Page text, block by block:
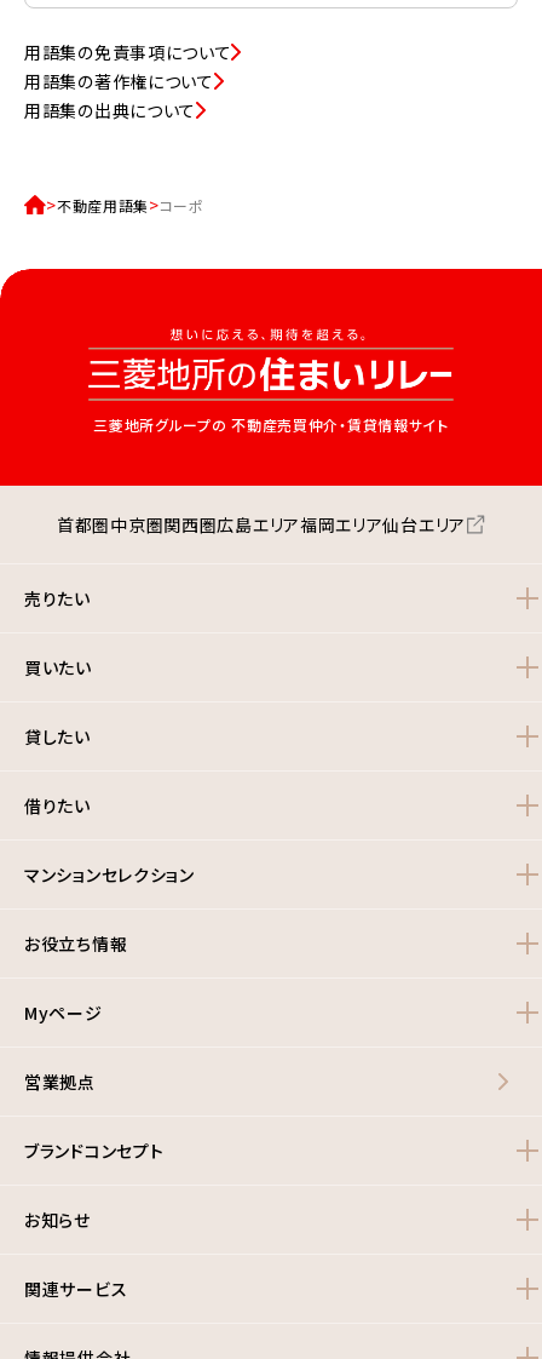
用語集の免責事項について
用語集の著作権について
用語集の出典について
不動産用語集 コーポ
三菱地所グループの 不動産売買仲介・賃貸情報サイト
首都圏中京圏関西圏広島エリア福岡エリア仙台エリア
売りたい
買いたい
貸したい
借りたい
マンションセレクション
お役立ち情報
Myページ
営業拠点
ブランドコンセプト
お知らせ
関連サービス